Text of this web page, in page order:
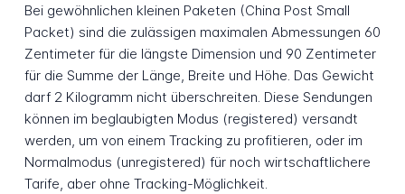
Bei gewöhnlichen kleinen Paketen (China Post Small
Packet) sind die zulässigen maximalen Abmessungen 60
Zentimeter für die längste Dimension und 90 Zentimeter
für die Summe der Länge, Breite und Höhe. Das Gewicht
darf 2 Kilogramm nicht überschreiten. Diese Sendungen
können im beglaubigten Modus (registered) versandt
werden, um von einem Tracking zu profitieren, oder im
Normalmodus (unregistered) für noch wirtschaftlichere
Tarife, aber ohne Tracking-Möglichkeit.